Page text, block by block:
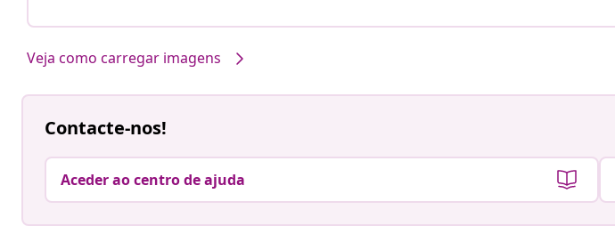
Veja como carregar imagens
Contacte-nos!
Aceder ao centro de ajuda